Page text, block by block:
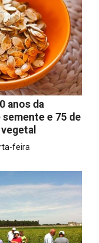
anos da
e 75 de
feira